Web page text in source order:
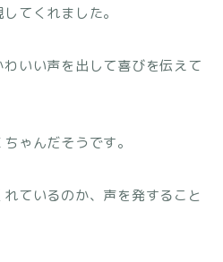
てくれました。
いい声を出して喜びを伝えて
ゃんだそうです。
ているのか、声を発すること